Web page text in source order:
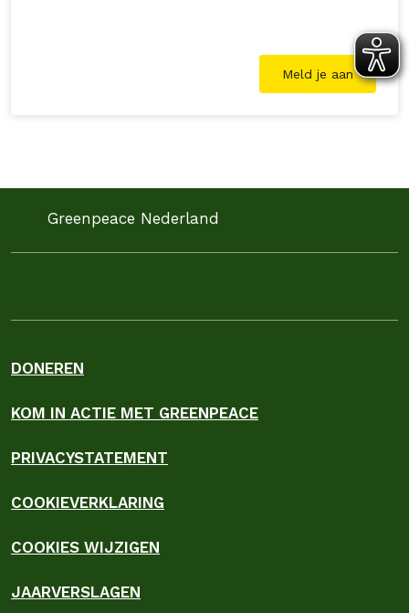
Meld je aan
Greenpeace Nederland
DONEREN
KOM IN ACTIE MET GREENPEACE
PRIVACYSTATEMENT
COOKIEVERKLARING
COOKIES WIJZIGEN
JAARVERSLAGEN